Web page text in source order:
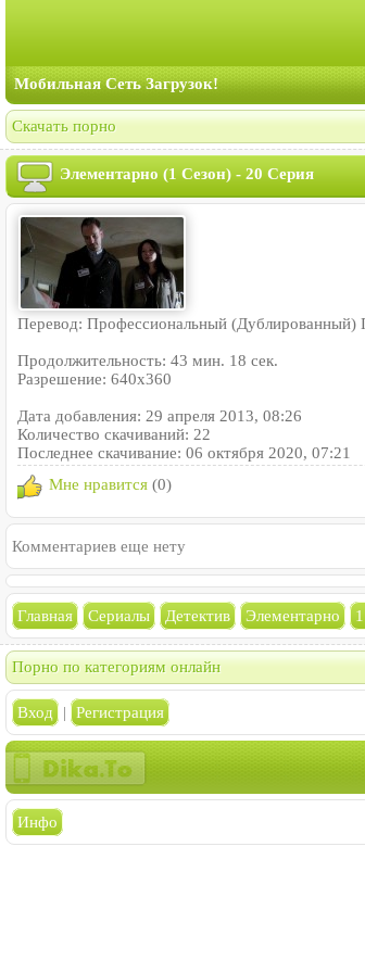
Мобильная Сеть Загрузок!
Скачать порно
Элементарно (1 Сезон) - 20 Серия
Перевод: Профессиональный (Дублированный)
Продолжительность: 43 мин. 18 сек.
Разрешение: 640x360
Дата добавления: 29 апреля 2013, 08:26
Количество скачиваний: 22
Последнее скачивание: 06 октября 2020, 07:21
Мне нравится (0)
Комментариев еще нету
Главная Сериалы Детектив Элементарно
Порно по категориям онлайн
Вход | Регистрация
Инфо